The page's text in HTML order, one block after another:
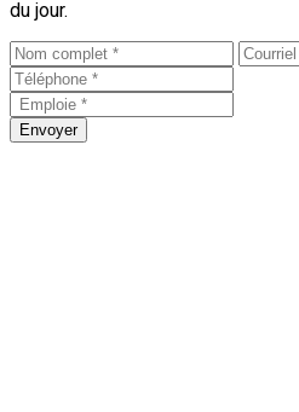
du jour.
Envoyer